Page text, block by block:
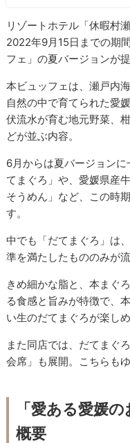
リゾートホテル「休暇村
2022年9月15日までの期
フェ」の夏バージョンが
本ビュッフェは、瀬戸内
自然の中で育てられた愛
伏流水が育む地元野菜、
どが並ぶ内容。
6月からは夏バージョン
てまぐろ」や、愛媛県産
そうめん」など、この時
す。
中でも「だてまぐろ」は
準を満たしたもののみが流
きめ細かな脂と、本まぐ
る食感と旨みが特徴で、
い生のだてまぐろが楽しめ
また同店では、 だてまぐ
会席」も展開。こちらも
「愛ある愛媛
概要